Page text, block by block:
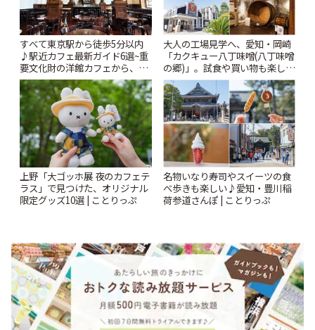
すべて東京駅から徒歩5分以内
♪駅近カフェ最新ガイド6選~重
要文化財の洋館カフェから、改
札すぐのレトロ喫茶まで~ | こと
りっぷ
大人の工場見学へ、愛知・岡崎
「カクキュー八丁味噌(八丁味噌
の郷)」。試食や買い物も楽しみ
♪ | ことりっぷ
上野「大ゴッホ展 夜のカフェテ
ラス」で見つけた、オリジナル
限定グッズ10選 | ことりっぷ
名物いなり寿司やスイーツの食
べ歩きも楽しい♪愛知・豊川稲
荷参道さんぽ | ことりっぷ